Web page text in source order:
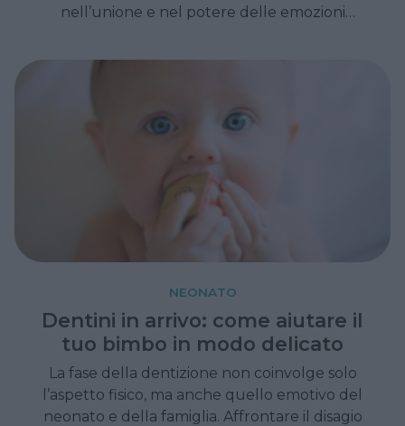
nell’unione e nel potere delle emozioni
conquistare famiglie, giovani e appassionati di
NEONATO
Dentini in arrivo: come aiutare il
tuo bimbo in modo delicato
La fase della dentizione non coinvolge solo
l’aspetto fisico, ma anche quello emotivo del
neonato e della famiglia. Affrontare il disagio